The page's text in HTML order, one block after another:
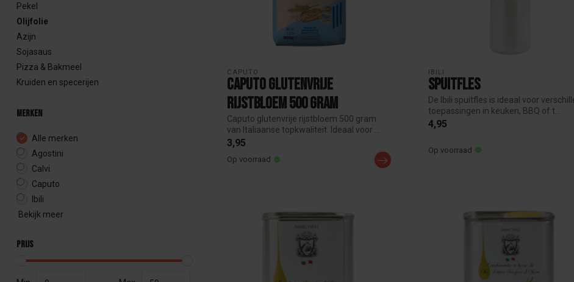
Pekel
Olijfolie
Azijn
Sojasaus
Pizza & Bakmeel
Kruiden en specerijen
Merken
Alle merken
Agostini
Calvi
Caputo
Ibili
Bekijk meer
Prijs
CAPUTO
Caputo Glutenvrije
Rijstbloem 500 Gram
Caputo glutenvrije rijstbloem 500 gram
van Italiaanse topkwaliteit. Ideaal voor ...
3,95
Op voorraad
IBILI
Spuitfles
De Ibili spuitfles is ideaal voor
toepassingen in keuken, BBQ of t...
4,95
Op voorraad